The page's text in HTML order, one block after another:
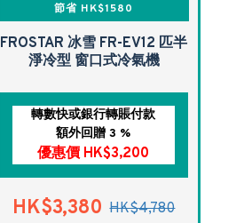
節省 HK$1580
FROSTAR 冰雪 FR-EV12 匹半
淨冷型 窗口式冷氣機
轉數快或銀行轉賬付款
額外回贈 3 %
優惠價 HK$3,200
HK$3,380 HK$4,780